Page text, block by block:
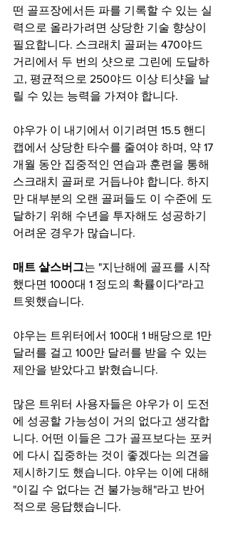
떤 골프장에서든 파를 기록할 수 있는 실
력으로 올라가려면 상당한 기술 향상이
필요합니다. 스크래치 골퍼는 470야드
거리에서 두 번의 샷으로 그린에 도달하
고, 평균적으로 250야드 이상 티샷을 날
릴 수 있는 능력을 가져야 합니다.
야우가 이 내기에서 이기려면 15.5 핸디
캡에서 상당한 타수를 줄여야 하며, 약 17
개월 동안 집중적인 연습과 훈련을 통해
스크래치 골퍼로 거듭나야 합니다. 하지
만 대부분의 오랜 골퍼들도 이 수준에 도
달하기 위해 수년을 투자해도 성공하기
어려운 경우가 많습니다.
매트 살스버그는 "지난해에 골프를 시작
했다면 1000대 1 정도의 확률이다"라고
트윗했습니다.
야우는 트위터에서 100대 1 배당으로 1만
달러를 걸고 100만 달러를 받을 수 있는
제안을 받았다고 밝혔습니다.
많은 트위터 사용자들은 야우가 이 도전
에 성공할 가능성이 거의 없다고 생각합
니다. 어떤 이들은 그가 골프보다는 포커
에 다시 집중하는 것이 좋겠다는 의견을
제시하기도 했습니다. 야우는 이에 대해
"이길 수 없다는 건 불가능해"라고 반어
적으로 응답했습니다.